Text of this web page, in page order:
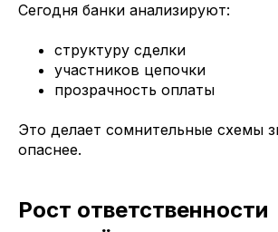
Сегодня банки анализируют:
структуру сделки
участников цепочки
прозрачность оплаты
Это делает сомнительные схемы
опаснее.
Рост ответственности